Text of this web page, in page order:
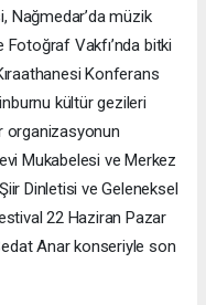
Nağmedar’da müzik
Vakfı’nda bitki
Konferans
kültür gezileri
organizasyonun
Mukabelesi ve Merkez
Dinletisi ve Geleneksel
22 Haziran Pazar
Anar konseriyle son